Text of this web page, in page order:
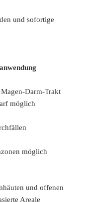
und sofortige
Darm-Trakt
möglich
möglich
und offenen
Areale